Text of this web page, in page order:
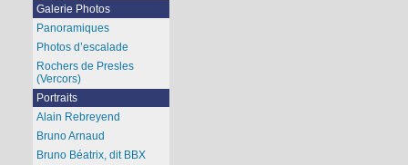
Galerie Photos
Panoramiques
Photos d’escalade
Rochers de Presles
(Vercors)
Portraits
Alain Rebreyend
Bruno Arnaud
Bruno Béatrix, dit BBX